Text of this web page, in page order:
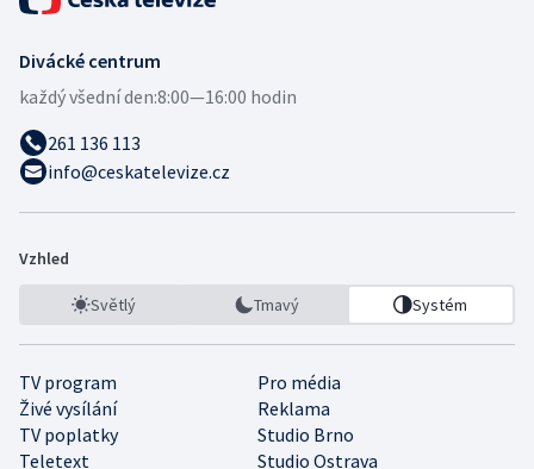
Divácké centrum
každý všední den:8:00—16:00 hodin
261 136 113
info@ceskatelevize.cz
Vzhled
Světlý Tmavý Systém
TV program
Pro média
Živé vysílání
Reklama
TV poplatky
Studio Brno
Teletext
Studio Ostrava